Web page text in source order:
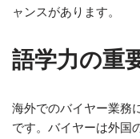
ャンスがあります。
語学力の重
海外でのバイヤー業務
です。バイヤーは外国